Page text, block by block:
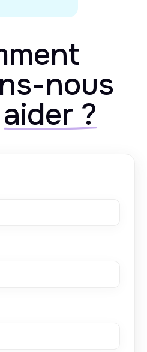
nous
aider ?